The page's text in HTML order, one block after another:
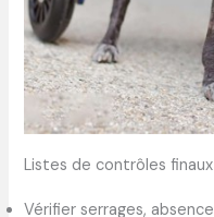
Listes de contrôles finaux
Vérifier serrages,